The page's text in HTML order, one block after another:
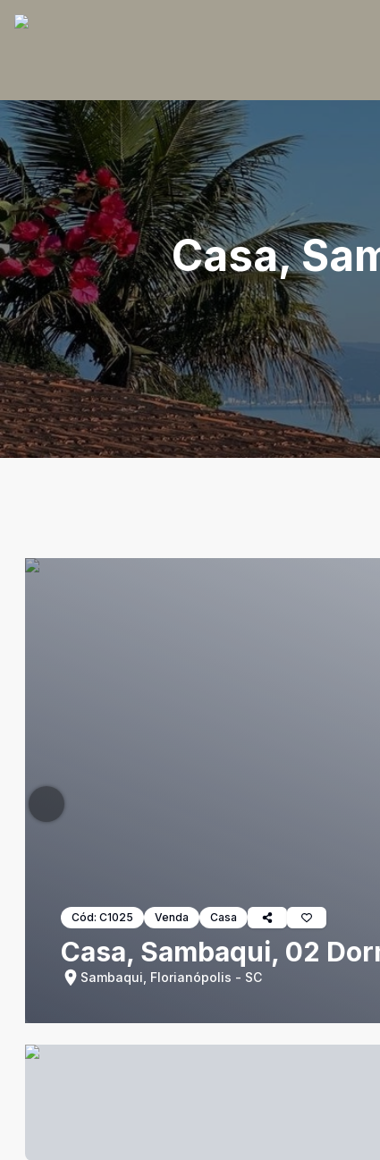
Casa,
Cód: C1025 Venda Casa
Casa, Sambaqui, 02
Sambaqui, Florianópolis - SC